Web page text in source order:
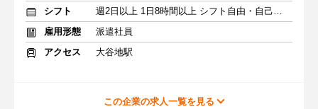
シフト
週2日以上 1日8時間以上 シフト自由・自己申告
雇用形態
派遣社員
アクセス
大谷地駅
この企業の求人一覧を見る